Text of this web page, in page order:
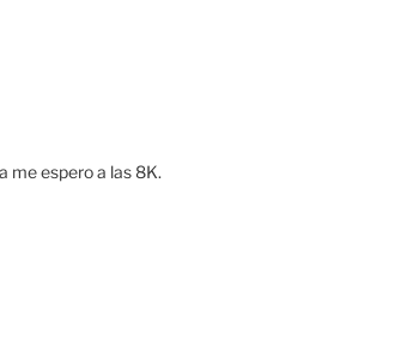
me espero a las 8K.